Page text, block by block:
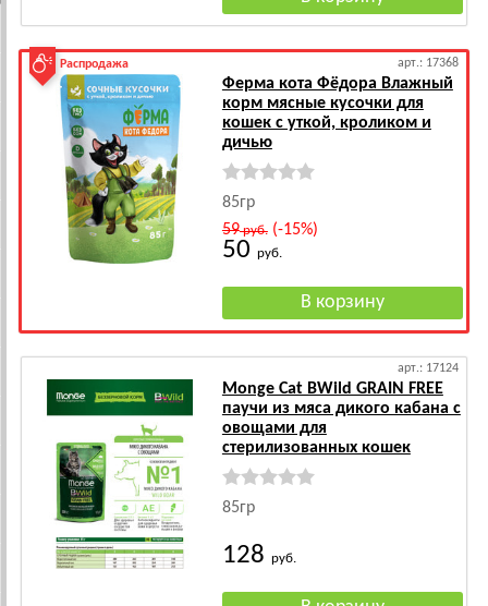
Распродажа арт.: 17368
Ферма кота Фёдора Влажный
корм мясные кусочки для
кошек с уткой, кроликом и
дичью
85гр
59руб.(-15%)
50 руб.
арт.: 17124
Monge Cat BWild GRAIN FREE
паучи из мяса дикого кабана с
овощами для
стерилизованных кошек
85гр
128 руб.